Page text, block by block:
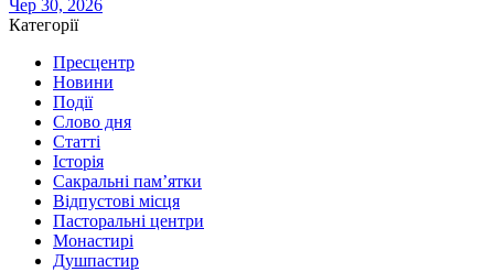
Чер 30, 2026
Категорії
Пресцентр
Новини
Події
Слово дня
Статті
Історія
Сакральні пам’ятки
Відпустові місця
Пасторальні центри
Монастирі
Душпастир